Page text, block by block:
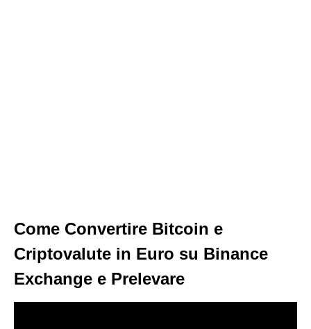
Come Convertire Bitcoin e
Criptovalute in Euro su Binance
Exchange e Prelevare